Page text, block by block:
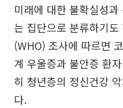
미래에 대한 불확실성
는 집단으로 분류하기
(WHO) 조사에 따르면
계 우울증과 불안증 환
히 청년층의 정신건강
다.